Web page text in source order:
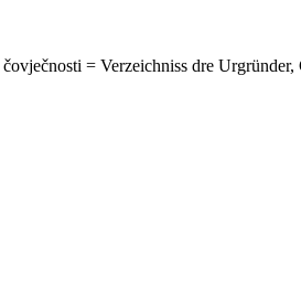
= Verzeichniss dre